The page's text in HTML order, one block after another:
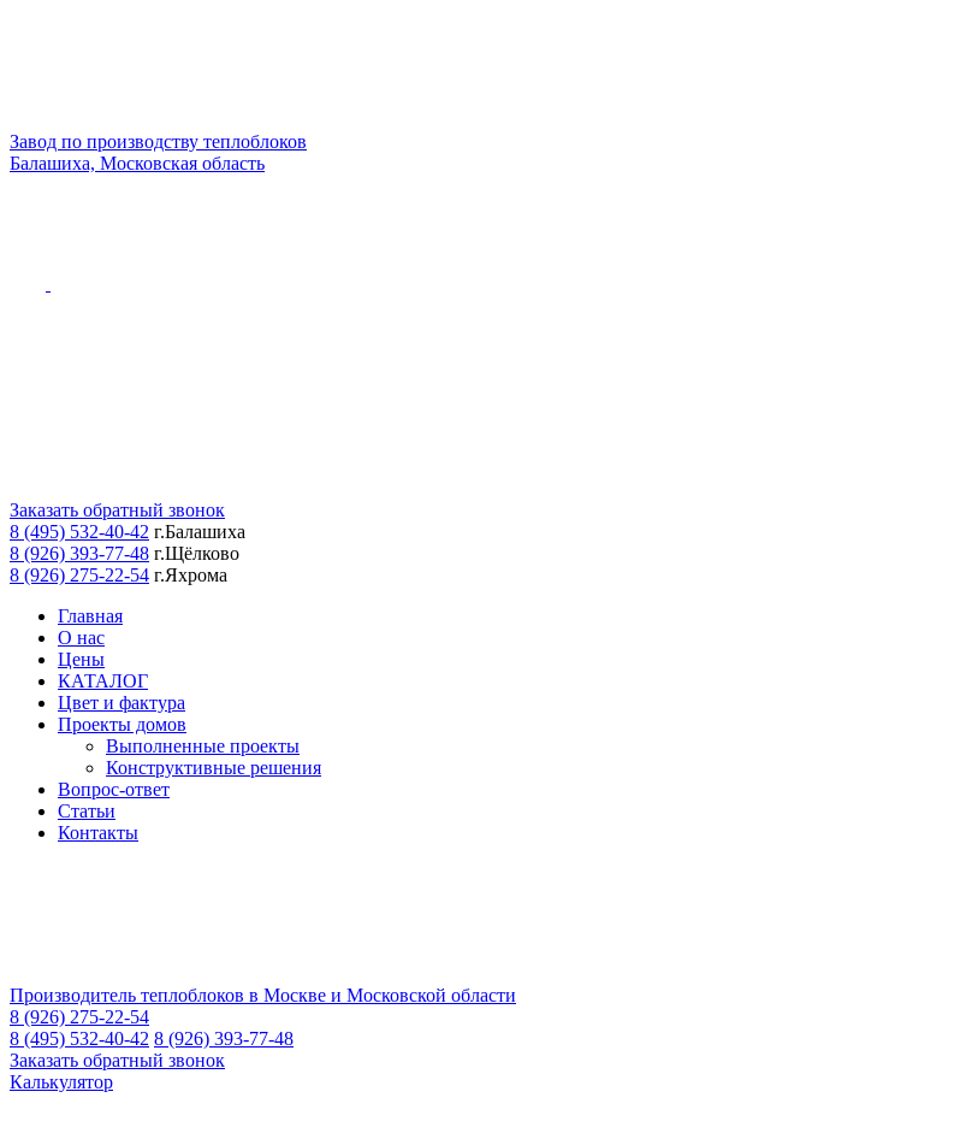
Завод по производству теплоблоков
Балашиха, Московская область
Заказать обратный звонок
8 (495) 532-40-42 г.Балашиха
8 (926) 393-77-48 г.Щёлково
8 (926) 275-22-54 г.Яхрома
Главная
О нас
Цены
КАТАЛОГ
Цвет и фактура
Проекты домов
Выполненные проекты
Конструктивные решения
Вопрос-ответ
Статьи
Контакты
Производитель теплоблоков в Москве и Московской области
8 (926) 275-22-54
8 (495) 532-40-42 8 (926) 393-77-48
Заказать обратный звонок
Калькулятор